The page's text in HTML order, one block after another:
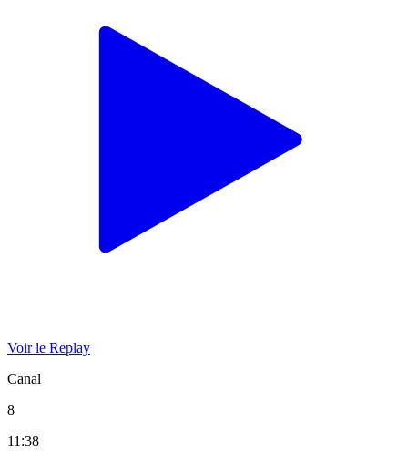
Voir le Replay
Canal
8
11:38